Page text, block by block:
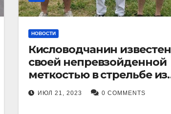
НОВОСТИ
Кисловодчанин известен
своей непревзойденной
меткостью в стрельбе из
лука, и его успехи
прославили его в
ИЮЛ 21, 2023 0 COMMENTS